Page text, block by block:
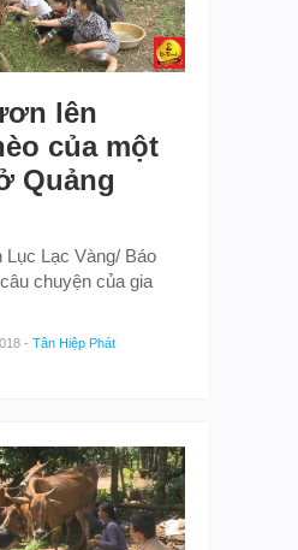
lên
của một
Quảng
Lạc Vàng/ Báo
chuyện của gia
- Tân Hiệp Phát